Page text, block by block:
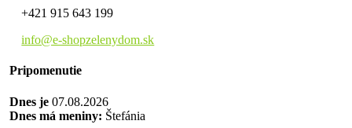
+421 915 643 199
info@e-shopzelenydom.sk
Pripomenutie
Dnes je 07.08.2026
Dnes má meniny: Štefánia